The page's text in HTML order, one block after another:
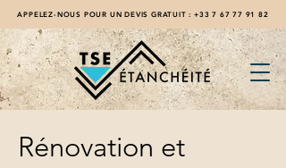
APPELEZ-NOUS POUR UN DEVIS GRATUIT : +33 7 67 77 91 82
Rénovation et